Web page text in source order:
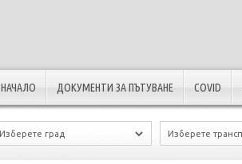
НАЧАЛО ДОКУМЕНТИ ЗА ПЪТУВАНЕ COVID